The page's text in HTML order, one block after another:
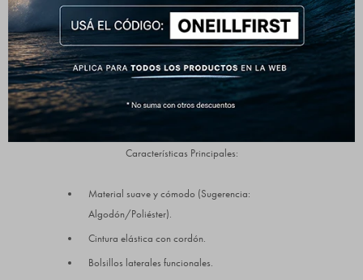
bolsillos laterales para mayor practicidad, ideales para
guardar tus esenciales.
Perfectos para:
Entrenamientos de bajo impacto.
Características Principales:
Material suave y cómodo (Sugerencia:
Algodón/Poliéster).
Cintura elástica con cordón.
Bolsillos laterales funcionales.